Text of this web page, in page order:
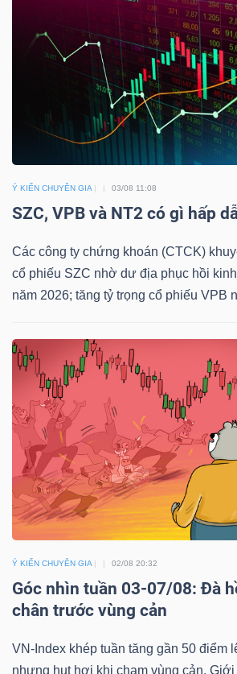
Ý KIẾN CHUYÊN GIA 03/08 11:08
SZC, VPB và NT2 có gì hấp
Các công ty chứng khoán (CTCK)
cổ phiếu SZC nhờ dư địa phục hồi
năm 2026; tăng tỷ trọng cổ phiếu VPB
Ý KIẾN CHUYÊN GIA 02/08 20:32
Góc nhìn tuần 03-07/08: Đà
chân trước vùng cản
VN-Index khép tuần tăng gần 50 điểm
nhưng hụt hơi khi chạm vùng cản.
CÔNG
TƯ
XUẤT
DỮ
LIỆU
(-)
VS-
SECTOR
NĂNG
VẬT